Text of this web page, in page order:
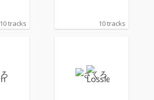
10 tracks 10 tracks